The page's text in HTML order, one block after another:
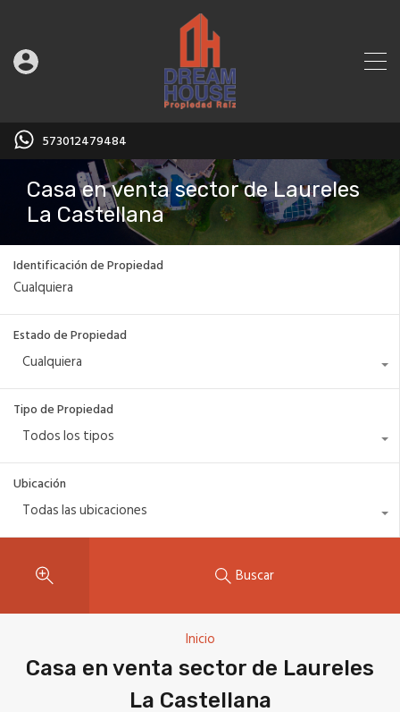
573012479484
Casa en venta sector de Laureles
La Castellana
Identificación de Propiedad
Estado de Propiedad
Cualquiera
Tipo de Propiedad
Todos los tipos
Ubicación
Todas las ubicaciones
Buscar
Inicio
Casa en venta sector de Laureles
La Castellana